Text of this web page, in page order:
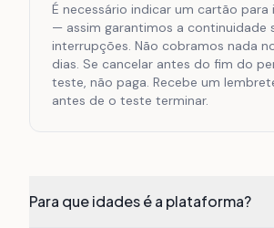
É necessário indicar um cartão para
— assim garantimos a continuidade
interrupções. Não cobramos nada
dias. Se cancelar antes do fim do
teste, não paga. Recebe um
antes de o teste terminar.
Para que idades é a plataforma?